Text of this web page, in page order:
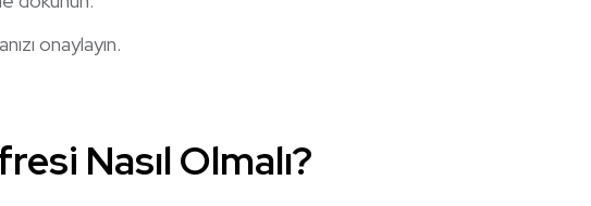
onaylayın.
Nasıl Olmalı?